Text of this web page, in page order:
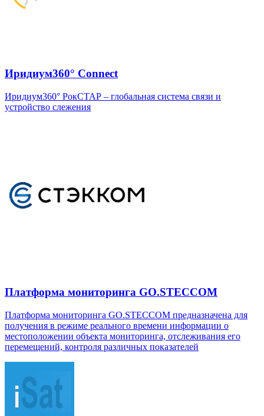
Иридиум360° Connect
Иридиум360° РокСТАР – глобальная система связи и
устройство слежения
Платформа мониторинга GO.STECCOM
Платформа мониторинга GO.STECCOM предназначена для
получения в режиме реального времени информации о
местоположении объекта мониторинга, отслеживания его
перемещений, контроля различных показателей